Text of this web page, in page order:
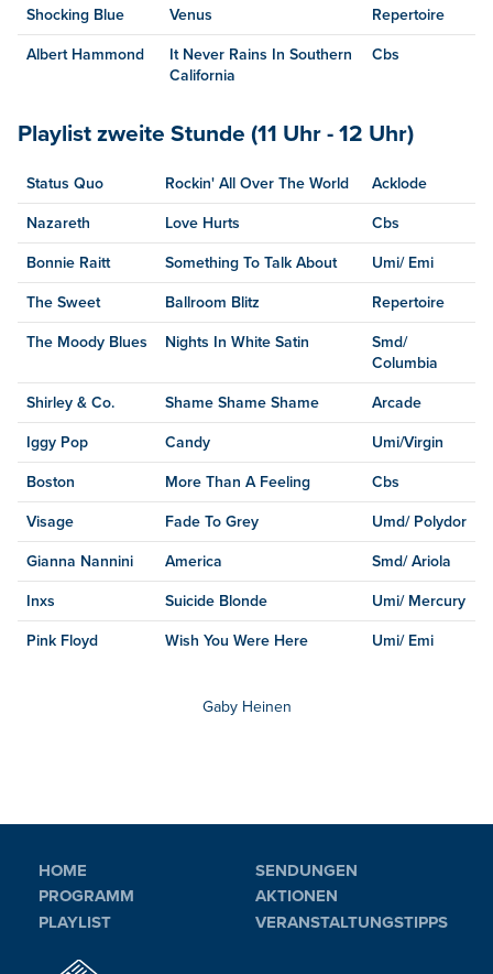
Shocking Blue Venus Repertoire
Albert Hammond
It Never Rains In Southern
California
Cbs
Playlist zweite Stunde (11 Uhr - 12 Uhr)
Status Quo Rockin' All Over The World Acklode
Nazareth Love Hurts Cbs
Bonnie Raitt Something To Talk About Umi/ Emi
The Sweet Ballroom Blitz Repertoire
The Moody Blues Nights In White Satin
Smd/
Columbia
Shirley & Co. Shame Shame Shame Arcade
Iggy Pop Candy Umi/Virgin
Boston More Than A Feeling Cbs
Visage Fade To Grey Umd/ Polydor
Gianna Nannini America Smd/ Ariola
Inxs Suicide Blonde Umi/ Mercury
Pink Floyd Wish You Were Here Umi/ Emi
Gaby Heinen
HOME
PROGRAMM
PLAYLIST
SENDUNGEN
AKTIONEN
VERANSTALTUNGSTIPPS